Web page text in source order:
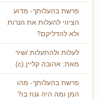
פרשת בהעלותך- מדוע
הציווי להעלות את הנרות
ולא להדליקם?
לעלות ולהתעלות./שיר
מאת: אהובה קליין.(c)
פרשת בהעלותך- מהו
המן ומה היה גנוז בו?